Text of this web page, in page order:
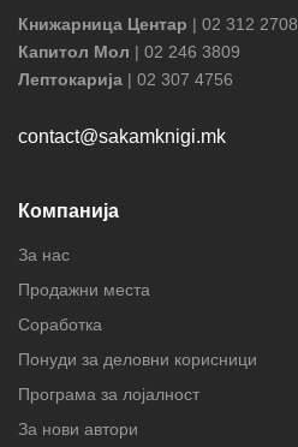
Книжарница Центар | 02 312 2708
Капитол Мол | 02 246 3809
Лептокарија | 02 307 4756
contact@sakamknigi.mk
Компанија
За нас
Продажни места
Соработка
Понуди за деловни корисници
Програма за лојалност
За нови автори